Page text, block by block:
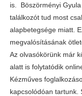
is. Böszörményi
találkozót tud most
alapbetegsége miatt.
megvalósításának
Az olvasókörünk már
alatt is folytatódik
Kézműves
kapcsolódóan tartunk.